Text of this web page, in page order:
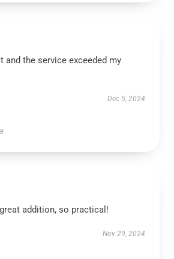
and the service exceeded my
Dec 5, 2024
addition, so practical!
Nov 29, 2024